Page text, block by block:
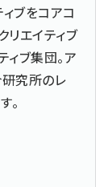
ブをコアコ
リエイティブ
ブ集団。ア
究所のレ
。